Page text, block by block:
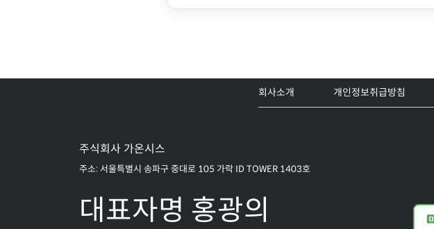
회사소개 개인정보취급방침
주식회사 가온시스
주소: 서울특별시 송파구 중대로 105 가락 ID TOWER 1403호
대표자명 홍광의